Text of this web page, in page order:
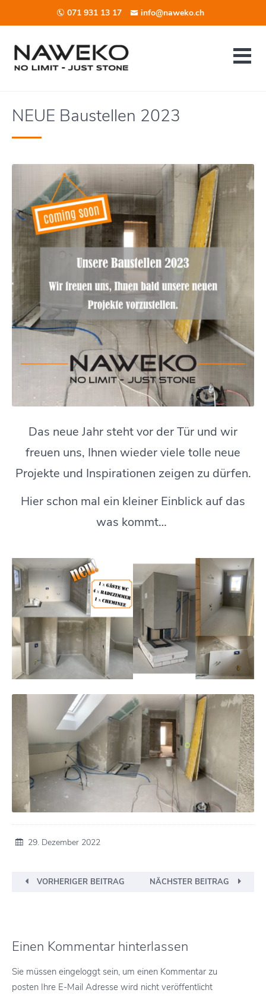
071 931 13 17 info@naweko.ch
NEUE Baustellen 2023
Das neue Jahr steht vor der Tür und wir
freuen uns, Ihnen wieder viele tolle neue
Projekte und Inspirationen zeigen zu dürfen.
Hier schon mal ein kleiner Einblick auf das
was kommt…
29. Dezember 2022
VORHERIGER BEITRAG NÄCHSTER BEITRAG
Einen Kommentar hinterlassen
Sie müssen eingeloggt sein, um einen Kommentar zu
posten Ihre E-Mail Adresse wird nicht veröffentlicht